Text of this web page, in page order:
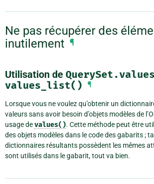
Ne pas récupérer des
inutilement ¶
Utilisation de
values_list()
¶
Lorsque vous ne voulez qu’obtenir un
valeurs sans avoir besoin d’objets modèles de
usage devalues(). Cette méthode peut être
des objets modèles dans le code des gabarits ;
dictionnaires résultants possèdent les mêmes
sont utilisés dans le gabarit, tout va bien.